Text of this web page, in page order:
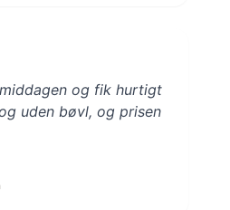
og fik hurtigt
uden bøvl, og prisen